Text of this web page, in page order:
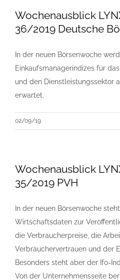
Wochenausblick
36/2019 Deutsche
In der neuen Börsenwoche
Einkaufsmanagerindizes für
und den Dienstleistungssektor
erwartet.
02/09/19
Wochenausblick
35/2019 PVH
In der neuen Börsenwoche
Wirtschaftsdaten zur
die Verbraucherpreise, die
Verbrauchervertrauen und der
Besonders steht aber der Ifo-
Von der Unternehmensseite